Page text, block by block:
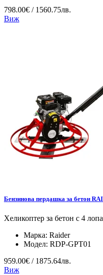
798.00€ / 1560.75лв.
Виж
Бензинова пердашка за бетон
Хеликоптер за бетон с 4
Марка: Raider
Модел: RDP-GPT01
959.00€ / 1875.64лв.
Виж